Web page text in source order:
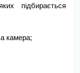
підбирається
камера;